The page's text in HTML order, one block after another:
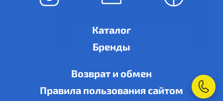
Каталог
Бренды
Возврат и обмен
Правила пользования сайтом